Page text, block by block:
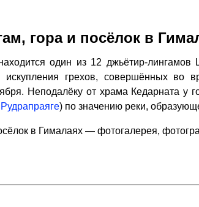
гора и посёлок в
один из 12 джьётир-
грехов, совершённых во
Неподалёку от храма Кедарната у
Рудрапраяге) по значению реки,
в Гималаях — фотогалерея,